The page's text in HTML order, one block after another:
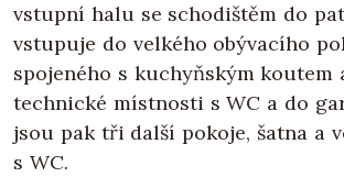
vstupní halu se schodištěm do
vstupuje do velkého obývacího
spojeného s kuchyňským koutem
technické místnosti s WC a do
jsou pak tři další pokoje, šatna a
s WC.